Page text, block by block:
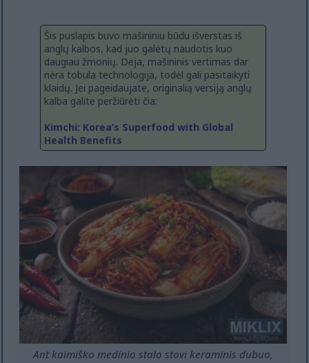
Šis puslapis buvo mašininiu būdu išverstas iš
anglų kalbos, kad juo galėtų naudotis kuo
daugiau žmonių. Deja, mašininis vertimas dar
nėra tobula technologija, todėl gali pasitaikyti
klaidų. Jei pageidaujate, originalią versiją anglų
kalba galite peržiūrėti čia:
Kimchi: Korea’s Superfood with Global
Health Benefits
Ant kaimiško medinio stalo stovi keraminis dubuo,